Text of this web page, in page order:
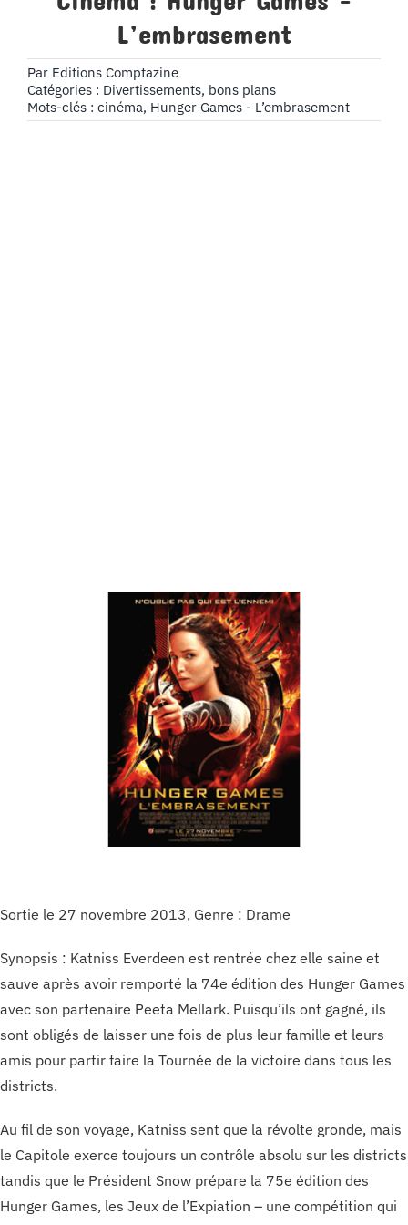
L’embrasement
Par Editions Comptazine
Catégories : Divertissements, bons plans
Mots-clés : cinéma, Hunger Games - L’embrasement
Sortie le 27 novembre 2013, Genre : Drame
Synopsis : Katniss Everdeen est rentrée chez elle saine et
sauve après avoir remporté la 74e édition des Hunger Games
avec son partenaire Peeta Mellark. Puisqu’ils ont gagné, ils
sont obligés de laisser une fois de plus leur famille et leurs
amis pour partir faire la Tournée de la victoire dans tous les
districts.
Au fil de son voyage, Katniss sent que la révolte gronde, mais
le Capitole exerce toujours un contrôle absolu sur les districts
tandis que le Président Snow prépare la 75e édition des
Hunger Games, les Jeux de l’Expiation – une compétition qui